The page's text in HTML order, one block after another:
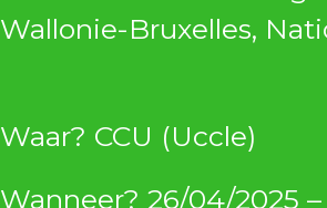
Wallonie-Bruxelles,
Waar? CCU (Uccle)
Wanneer? 26/04/2025